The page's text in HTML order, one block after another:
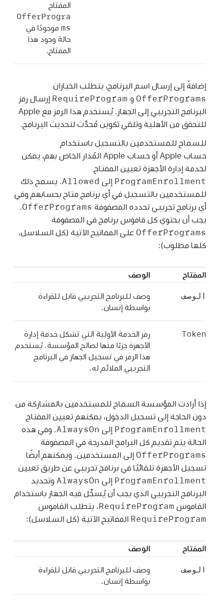
المفتاح
OfferProgra
msموجودًا في
حالة وجود هذا
المفتاح.
إضافةً إلى إرسال اسم البرنامج، يتطلب الخياران
OfferPrograms و RequireProgram إرسال رمز
البرنامج التجريبي إلى الجهاز. يُستخدم هذا الرمز مع Apple
للتحقق من الأهلية وتلقي تكوين مُحدَّث لتحديث البرنامج.
للسماح للمستخدمين بالتسجيل باستخدام
حساب Apple
أو حساب Apple المُدار
الخاص بهم، يمكن
لخدمة إدارة الأجهزة تعيين المفتاح
ProgramEnrollment إلى Allowed . يسمح ذلك
للمستخدمين بالتسجيل في أي برنامج متاح بحسابهم وفي
أي برنامج تجريبي تحدده المصفوفة OfferPrograms
يجب أن يحتوي كل قاموس برنامج في المصفوفة
OfferPrograms على المفاتيح الآتية (كل السلاسل،
كلها مطلوب):
المفتاح الوصف
الوصف
وصف للبرنامج التجريبي قابل للقراءة
بواسطة إنسان.
Token
رمز الخدمة الأولية التي تشكل خدمة إدارة
الأجهزة جزءًا منها لصالح المؤسسة. يُستخدم
هذا الرمز في تسجيل الجهاز في البرنامج
التجريبي الملائم له.
إذا أرادت المؤسسة السماح للمستخدمين بالمشاركة من
دون الحاجة إلى تسجيل الدخول، يمكنهم تعيين المفتاح
ProgramEnrollment إلى AlwaysOn . وفي هذه
الحالة يتم تقديم كل البرامج المدرجة في المصفوفة
OfferPrograms إلى المستخدمين. ويمكنهم أيضًا
تسجيل الأجهزة تلقائيًا في برنامج تجريبي عن طريق تعيين
ProgramEnrollment إلى AlwaysOn وتحديد
البرنامج التجريبي الذي يجب أن يُسجِّل فيه الجهاز باستخدام
القاموس RequireProgram . يتطلب القاموس
RequireProgram المفاتيح الآتية (كل السلاسل):
المفتاح الوصف
الوصف
وصف للبرنامج التجريبي قابل للقراءة
بواسطة إنسان.